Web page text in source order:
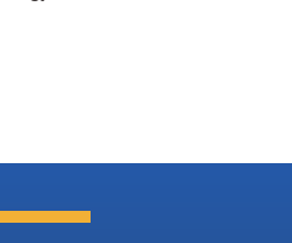
desempenho de raciocínio
compacto, eficiente e
Com apenas 7...